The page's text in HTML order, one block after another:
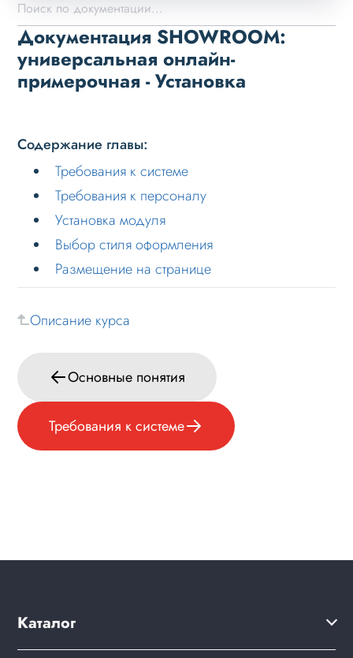
Обзор возможностей
Установка
Требования к системе
Выбор стиля оформления
Размещение на странице
Пользовательский интерфейс
Настройка
Типовые задачи
Вспомогательная информация
FAQ
Обновление
Документация SHOWROOM:
универсальная онлайн-
примерочная - Установка
Содержание главы:
Требования к системе
Требования к персоналу
Установка модуля
Выбор стиля оформления
Размещение на странице
Описание курса
Основные понятия
Требования к системе
Каталог